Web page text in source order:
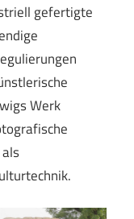
gefertigte
Werk